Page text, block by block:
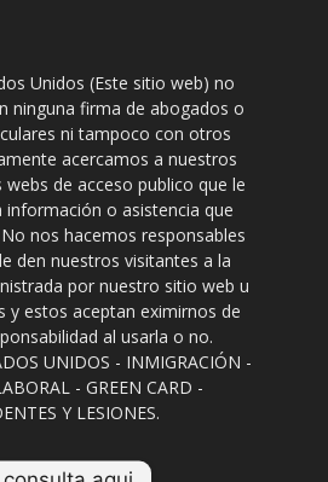
Unidos (Este sitio web) no
ninguna firma de abogados o
ni tampoco con otros
acercamos a nuestros
de acceso publico que le
información o asistencia que
nos hacemos responsables
den nuestros visitantes a la
por nuestro sitio web u
y estos aceptan eximirnos de
al usarla o no.
UNIDOS - INMIGRACIÓN -
- GREEN CARD -
Y LESIONES.